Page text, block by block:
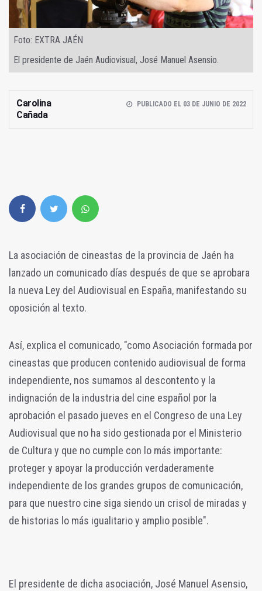
Foto: EXTRA JAÉN
El presidente de Jaén Audiovisual, José Manuel Asensio.
Carolina
Cañada
PUBLICADO EL 03 DE JUNIO DE 2022
La asociación de cineastas de la provincia de Jaén ha
lanzado un comunicado días después de que se aprobara
la nueva Ley del Audiovisual en España, manifestando su
oposición al texto.
Así, explica el comunicado, "como Asociación formada por
cineastas que producen contenido audiovisual de forma
independiente, nos sumamos al descontento y la
indignación de la industria del cine español por la
aprobación el pasado jueves en el Congreso de una Ley
Audiovisual que no ha sido gestionada por el Ministerio
de Cultura y que no cumple con lo más importante:
proteger y apoyar la producción verdaderamente
independiente de los grandes grupos de comunicación,
para que nuestro cine siga siendo un crisol de miradas y
de historias lo más igualitario y amplio posible".
El presidente de dicha asociación, José Manuel Asensio,